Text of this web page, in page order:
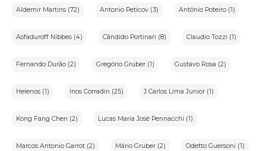
Aldemir Martins (72) Antonio Peticov (3) Antônio Poteiro (1)
Asfaduroff Nibbes (4) Cândido Portinari (8) Claudio Tozzi (1)
Fernando Durão (2) Gregório Gruber (1) Gustavo Rosa (2)
Helenos (1) Inos Corradin (25) J Carlos Lima Junior (1)
Kong Fang Chen (2) Lucas Maria José Pennacchi (1)
Marcos Antonio Garrot (2) Mário Gruber (2) Odetto Guersoni (1)